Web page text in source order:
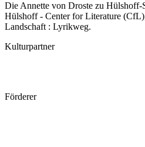
Die Annette von Droste zu
Hülshoff - Center for Literature
Landschaft : Lyrikweg.
Kulturpartner
Förderer